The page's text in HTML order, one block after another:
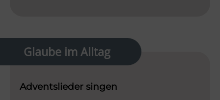
Glaube im Alltag
Adventslieder singen